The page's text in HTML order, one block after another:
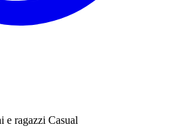
e ragazzi Casual